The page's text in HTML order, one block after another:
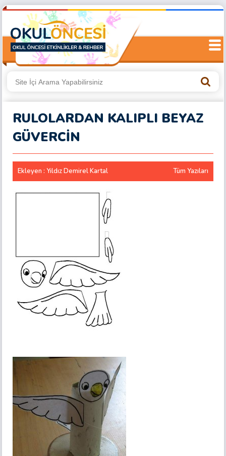
RULOLARDAN KALIPLI BEYAZ
GÜVERCİN
Ekleyen : Yıldız Demirel Kartal Tüm Yazıları